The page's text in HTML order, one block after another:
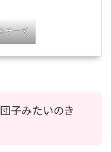
チーズ
子みたいのき